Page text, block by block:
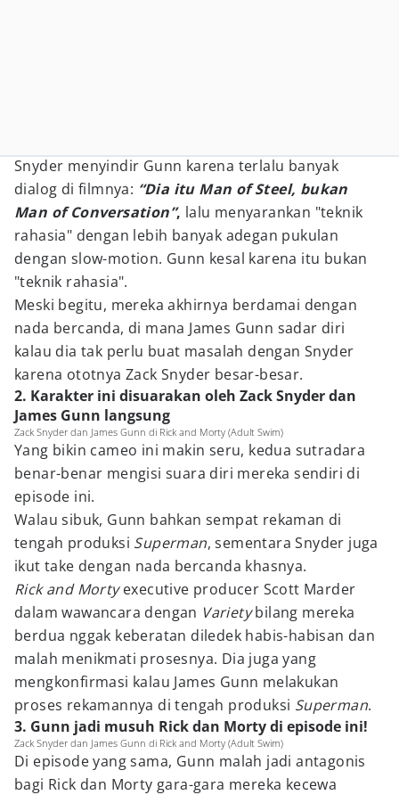
Snyder menyindir Gunn karena terlalu banyak
dialog di filmnya: “Dia itu Man of Steel, bukan
Man of Conversation”, lalu menyarankan "teknik
rahasia" dengan lebih banyak adegan pukulan
dengan slow-motion. Gunn kesal karena itu bukan
"teknik rahasia".
Meski begitu, mereka akhirnya berdamai dengan
nada bercanda, di mana James Gunn sadar diri
kalau dia tak perlu buat masalah dengan Snyder
karena ototnya Zack Snyder besar-besar.
2. Karakter ini disuarakan oleh Zack Snyder dan
James Gunn langsung
Zack Snyder dan James Gunn di Rick and Morty (Adult Swim)
Yang bikin cameo ini makin seru, kedua sutradara
benar-benar mengisi suara diri mereka sendiri di
episode ini.
Walau sibuk, Gunn bahkan sempat rekaman di
tengah produksi Superman, sementara Snyder juga
ikut take dengan nada bercanda khasnya.
Rick and Mortyexecutive producer Scott Marder
dalam wawancara dengan Varietybilang mereka
berdua nggak keberatan diledek habis-habisan dan
malah menikmati prosesnya. Dia juga yang
mengkonfirmasi kalau James Gunn melakukan
proses rekamannya di tengah produksi Superman.
3. Gunn jadi musuh Rick dan Morty di episode ini!
Zack Snyder dan James Gunn di Rick and Morty (Adult Swim)
Di episode yang sama, Gunn malah jadi antagonis
bagi Rick dan Morty gara-gara mereka kecewa